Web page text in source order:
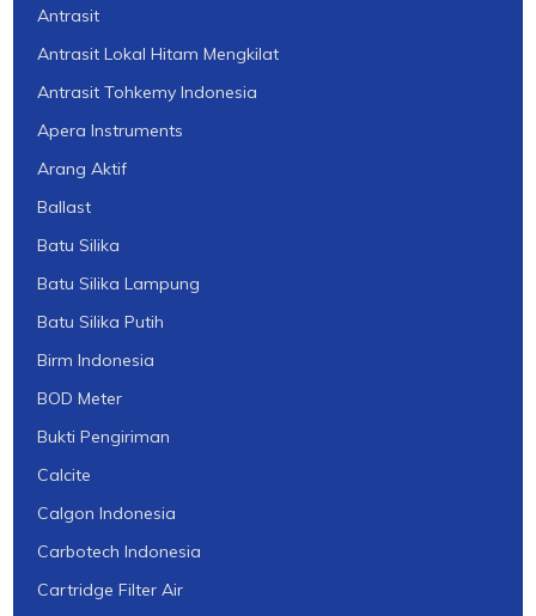
Antrasit
Antrasit Lokal Hitam Mengkilat
Antrasit Tohkemy Indonesia
Apera Instruments
Arang Aktif
Ballast
Batu Silika
Batu Silika Lampung
Batu Silika Putih
Birm Indonesia
BOD Meter
Bukti Pengiriman
Calcite
Calgon Indonesia
Carbotech Indonesia
Cartridge Filter Air